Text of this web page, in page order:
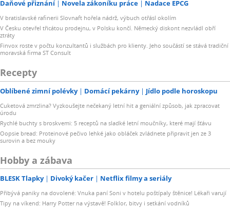
Daňové přiznání Novela zákoníku práce Nadace EPCG
V bratislavské rafinerii Slovnaft hořela nádrž, výbuch otřásl okolím
V Česku otevřel třicátou prodejnu, v Polsku končí. Německý diskont nezvládl obří
ztráty
Finvox roste v počtu konzultantů i službách pro klienty. Jeho součástí se stává tradiční
moravská firma ST Consult
Recepty
Oblíbené zimní polévky Domácí pekárny Jídlo podle horoskopu
Cuketová zmrzlina? Vyzkoušejte nečekaný letní hit a geniální způsob, jak zpracovat
úrodu
Rychlé buchty s broskvemi: 5 receptů na sladké letní moučníky, které mají šťávu
Oopsie bread: Proteinové pečivo lehké jako obláček zvládnete připravit jen ze 3
surovin a bez mouky
Hobby a zábava
BLESK Tlapky Divoký kačer Netflix filmy a seriály
Přibývá paniky na dovolené: Vnuka paní Soni v hotelu poštípaly štěnice! Lékaři varují
Tipy na víkend: Harry Potter na výstavě! Folklor, bitvy i setkání vodníků